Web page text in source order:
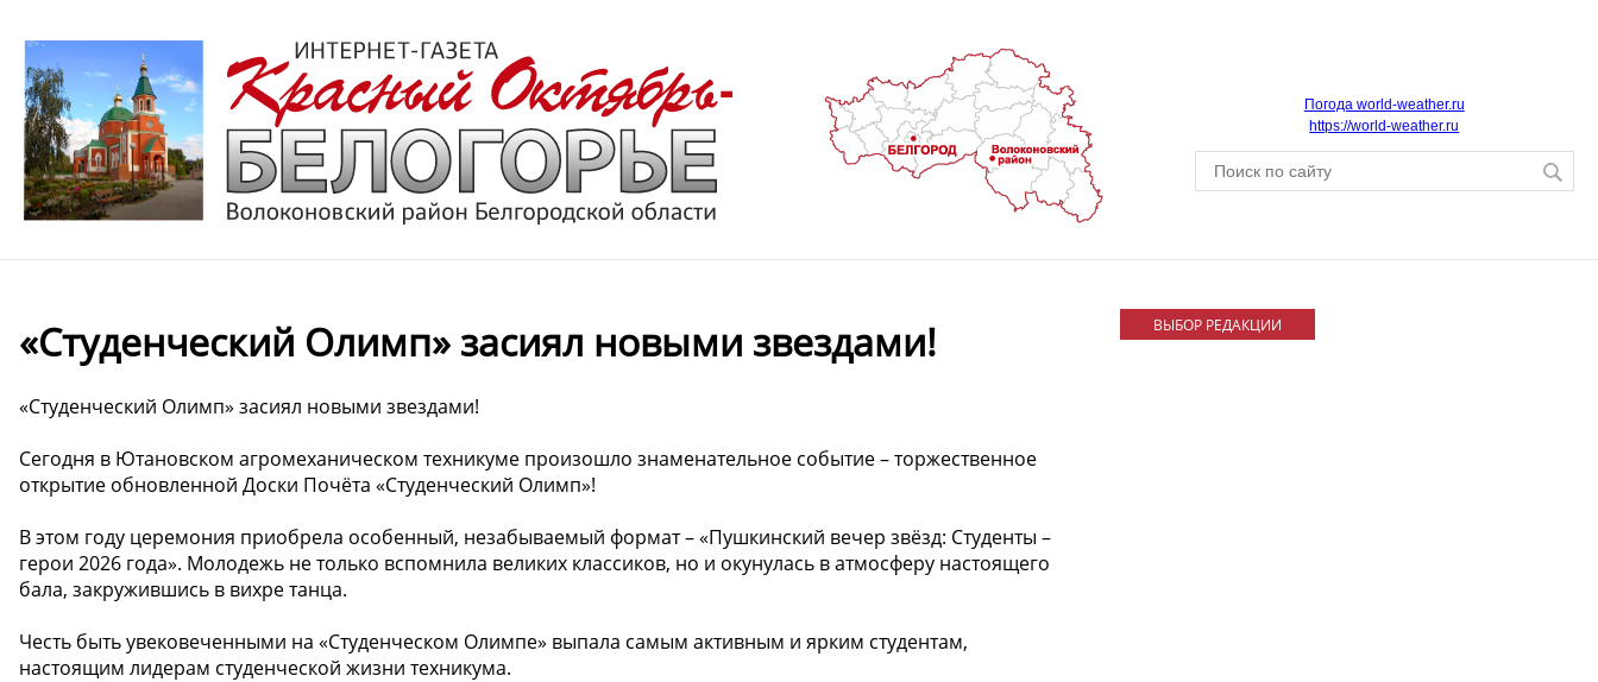
Погода world-weather.ru
https://world-weather.ru
«Студенческий Олимп» засиял новыми звездами!
«Студенческий Олимп» засиял новыми звездами!
Сегодня в Ютановском агромеханическом техникуме произошло знаменательное событие – торжественное
открытие обновленной Доски Почёта «Студенческий Олимп»!
В этом году церемония приобрела особенный, незабываемый формат – «Пушкинский вечер звёзд: Студенты –
герои 2026 года». Молодежь не только вспомнила великих классиков, но и окунулась в атмосферу настоящего
бала, закружившись в вихре танца.
Честь быть увековеченными на «Студенческом Олимпе» выпала самым активным и ярким студентам,
настоящим лидерам студенческой жизни техникума.
ВЫБОР РЕДАКЦИИ